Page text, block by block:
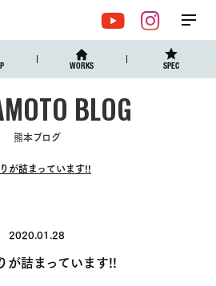
WORKS SPEC
YouTube
メ
熊本ブログ
が詰まっています!!
2020.01.28
が詰まっています!!